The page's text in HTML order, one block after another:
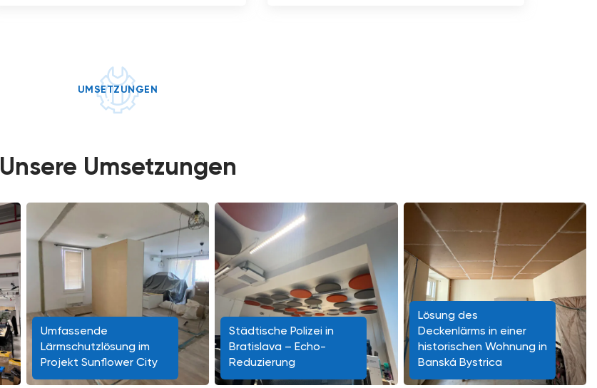
UMSETZUNGEN
Unsere Umsetzungen
Umfassende
Lärmschutzlösung im
Projekt Sunflower City
Städtische Polizei in
Bratislava – Echo-
Reduzierung
Lösung des
Deckenlärms in einer
historischen Wohnung in
Banská Bystrica